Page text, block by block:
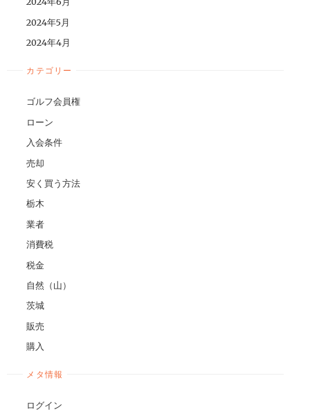
2024年5月
2024年4月
カテゴリー
ゴルフ会員権
ローン
入会条件
売却
安く買う方法
栃木
業者
消費税
税金
自然（山）
茨城
販売
購入
メタ情報
ログイン